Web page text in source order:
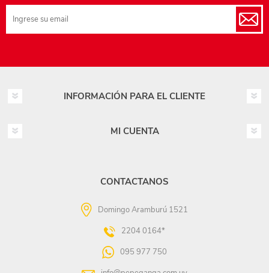
INFORMACIÓN PARA EL CLIENTE
MI CUENTA
CONTACTANOS
Domingo Aramburú 1521
2204 0164*
095 977 750